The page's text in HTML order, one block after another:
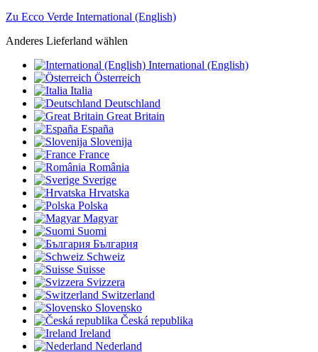
Zu Ecco Verde International (English)
Anderes Lieferland wählen
International (English)
Österreich
Italia
Deutschland
Great Britain
España
Slovenija
France
România
Sverige
Hrvatska
Polska
Magyar
Suomi
България
Schweiz
Suisse
Svizzera
Switzerland
Slovensko
Česká republika
Ireland
Nederland